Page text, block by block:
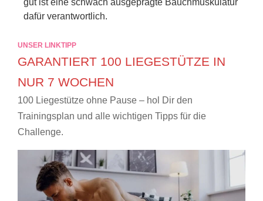
gut ist eine schwach ausgeprägte Bauchmuskulatur
dafür verantwortlich.
UNSER LINKTIPP
GARANTIERT 100 LIEGESTÜTZE IN
NUR 7 WOCHEN
100 Liegestütze ohne Pause – hol Dir den
Trainingsplan und alle wichtigen Tipps für die
Challenge.